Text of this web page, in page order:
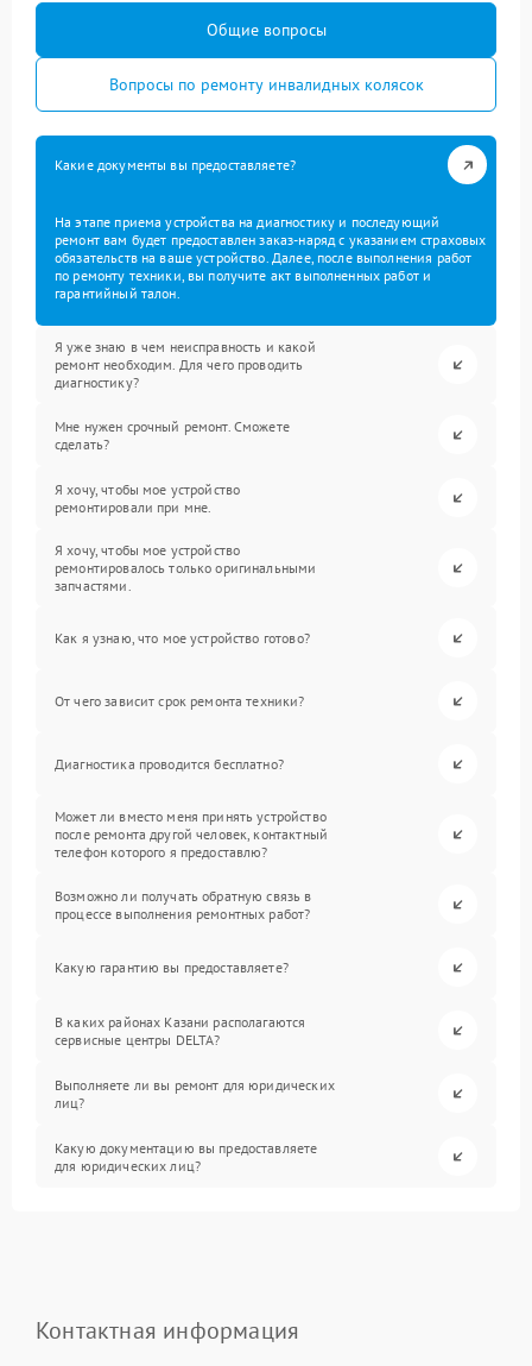
Общие вопросы
Вопросы по ремонту инвалидных колясок
Какие документы вы предоставляете?
На этапе приема устройства на диагностику и последующий
ремонт вам будет предоставлен заказ-наряд с указанием страховых
обязательств на ваше устройство. Далее, после выполнения работ
по ремонту техники, вы получите акт выполненных работ и
гарантийный талон.
Я уже знаю в чем неисправность и какой
ремонт необходим. Для чего проводить
диагностику?
Мне нужен срочный ремонт. Сможете
сделать?
Я хочу, чтобы мое устройство
ремонтировали при мне.
Я хочу, чтобы мое устройство
ремонтировалось только оригинальными
запчастями.
Как я узнаю, что мое устройство готово?
От чего зависит срок ремонта техники?
Диагностика проводится бесплатно?
Может ли вместо меня принять устройство
после ремонта другой человек, контактный
телефон которого я предоставлю?
Возможно ли получать обратную связь в
процессе выполнения ремонтных работ?
Какую гарантию вы предоставляете?
В каких районах Казани располагаются
сервисные центры DELTA?
Выполняете ли вы ремонт для юридических
лиц?
Какую документацию вы предоставляете
для юридических лиц?
Контактная информация